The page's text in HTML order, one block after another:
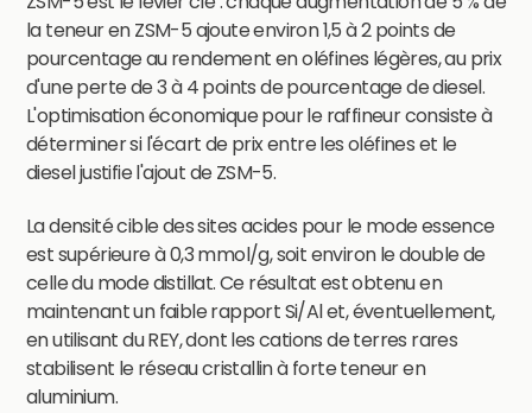
la teneur en ZSM-5 ajoute environ 1,5 à 2 points de
pourcentage au rendement en oléfines légères, au prix
d'une perte de 3 à 4 points de pourcentage de diesel.
L'optimisation économique pour le raffineur consiste à
déterminer si l'écart de prix entre les oléfines et le
diesel justifie l'ajout de ZSM-5.
La densité cible des sites acides pour le mode essence
est supérieure à 0,3 mmol/g, soit environ le double de
celle du mode distillat. Ce résultat est obtenu en
maintenant un faible rapport Si/Al et, éventuellement,
en utilisant du REY, dont les cations de terres rares
stabilisent le réseau cristallin à forte teneur en
aluminium.